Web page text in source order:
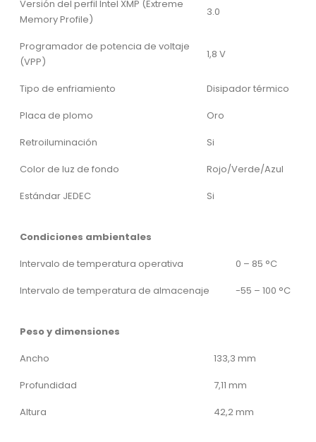
Versión del perfil Intel XMP (Extreme
Memory Profile)
3.0
Programador de potencia de voltaje
(VPP)
1,8 V
Tipo de enfriamiento
Disipador térmico
Placa de plomo
Oro
Retroiluminación
Si
Color de luz de fondo
Rojo/Verde/Azul
Estándar JEDEC
Si
Condiciones ambientales
Intervalo de temperatura operativa
0 – 85 °C
Intervalo de temperatura de almacenaje
-55 – 100 °C
Peso y dimensiones
Ancho
133,3 mm
Profundidad
7,11 mm
Altura
42,2 mm